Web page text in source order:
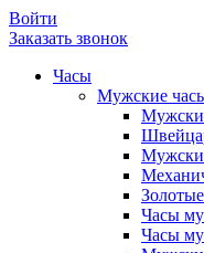
Войти
Заказать звонок
Часы
Мужские
Часы
Часы